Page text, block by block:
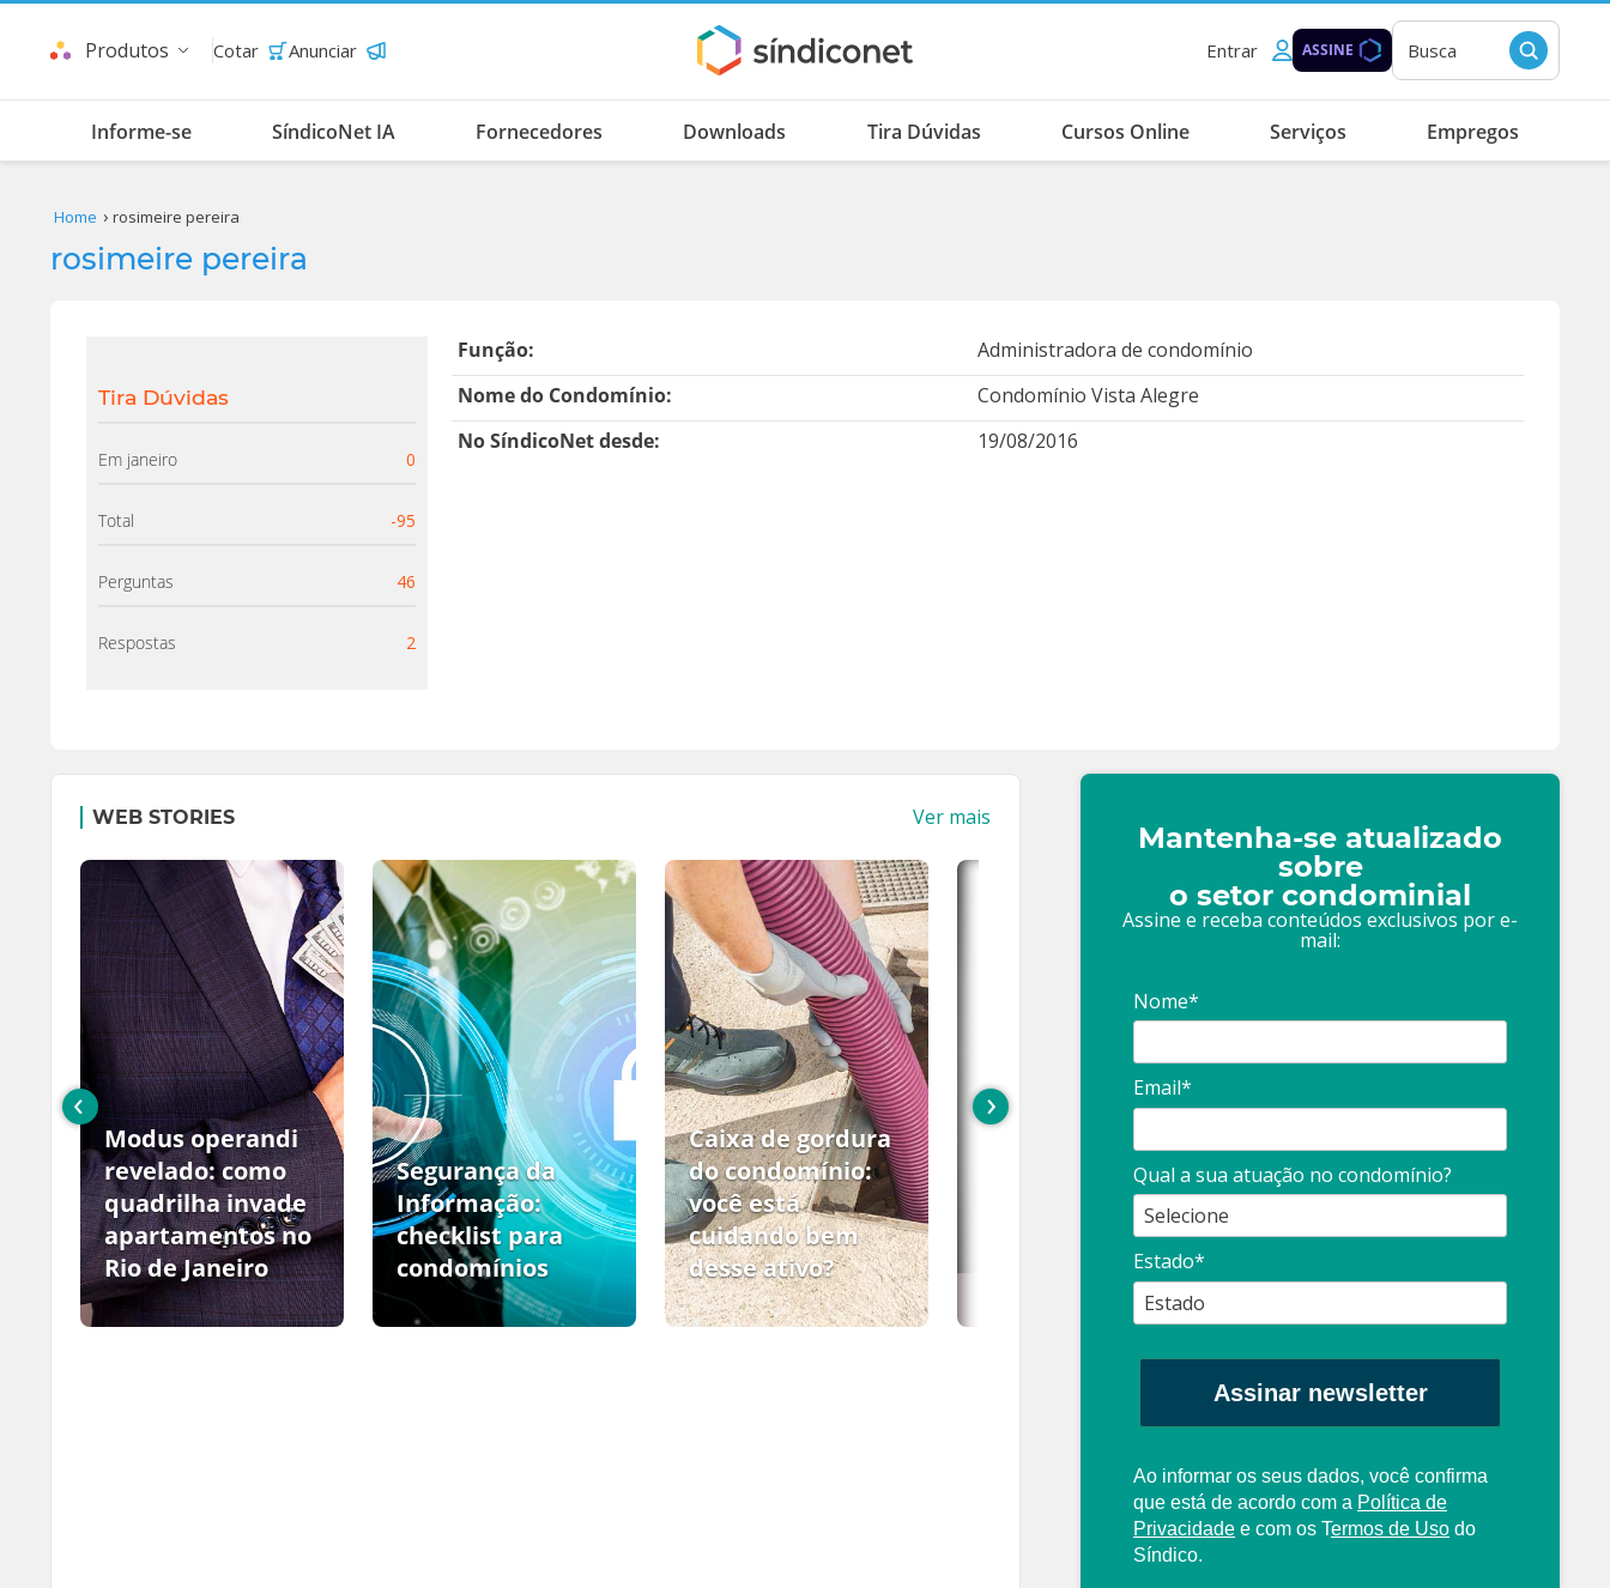
Produtos Cotar Anunciar Entrar ASSINE Busca
Informe-se SíndicoNet IA Fornecedores Downloads Tira Dúvidas Cursos Online Serviços Empregos
Home rosimeire pereira
rosimeire pereira
Tira Dúvidas
Em janeiro 0
Total -95
Perguntas 46
Respostas 2
Função:
Administradora de condomínio
Nome do Condomínio:
Condomínio Vista Alegre
No SíndicoNet desde:
19/08/2016
WEB STORIES Ver mais
Modus operandi
revelado: como
quadrilha invade
apartamentos no
Rio de Janeiro
Segurança da
Informação:
checklist para
condomínios
Caixa de gordura
do condomínio:
você está
cuidando bem
desse ativo?
PCMSO: O que é?
profissional:
cuidado com as
propagandas
‹ ›
Mantenha-se atualizado
sobre
o setor condominial
Assine e receba conteúdos exclusivos por e-
mail:
Nome*
Email*
Qual a sua atuação no condomínio?
Estado*
Assinar newsletter
Ao informar os seus dados, você confirma
que está de acordo com a Política de
Privacidade e com os Termos de Uso do
Síndico.